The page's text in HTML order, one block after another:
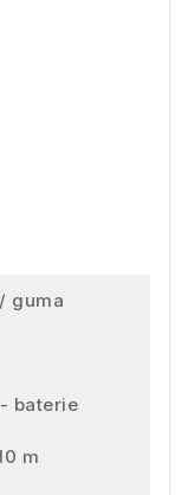
guma
baterie
m